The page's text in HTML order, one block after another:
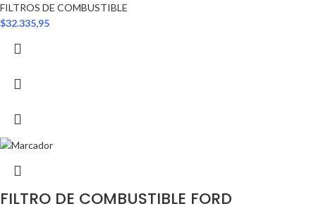
FILTROS DE COMBUSTIBLE
$32.335,95
FILTRO DE COMBUSTIBLE FORD